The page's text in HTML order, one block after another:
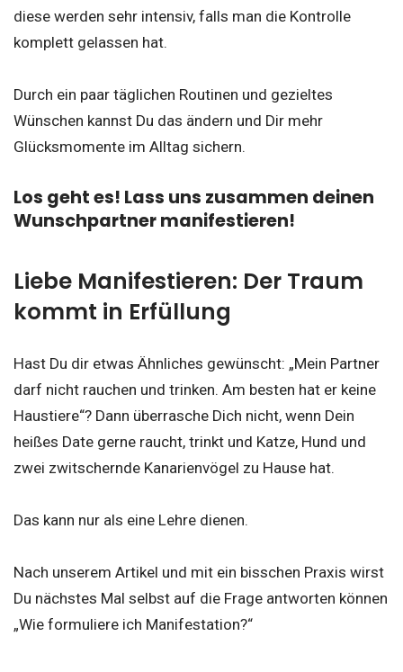
diese werden sehr intensiv, falls man die Kontrolle
komplett gelassen hat.
Durch ein paar täglichen Routinen und gezieltes
Wünschen kannst Du das ändern und Dir mehr
Glücksmomente im Alltag sichern.
Los geht es! Lass uns zusammen deinen
Wunschpartner manifestieren!
Liebe Manifestieren: Der Traum
kommt in Erfüllung
Hast Du dir etwas Ähnliches gewünscht: „Mein Partner
darf nicht rauchen und trinken. Am besten hat er keine
Haustiere“? Dann überrasche Dich nicht, wenn Dein
heißes Date gerne raucht, trinkt und Katze, Hund und
zwei zwitschernde Kanarienvögel zu Hause hat.
Das kann nur als eine Lehre dienen.
Nach unserem Artikel und mit ein bisschen Praxis wirst
Du nächstes Mal selbst auf die Frage antworten können
„Wie formuliere ich Manifestation?“